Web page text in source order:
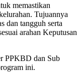
memastikan
Tujuannya
dan tangguh serta
arahan Keputusan
PPKBD dan Sub
ini.